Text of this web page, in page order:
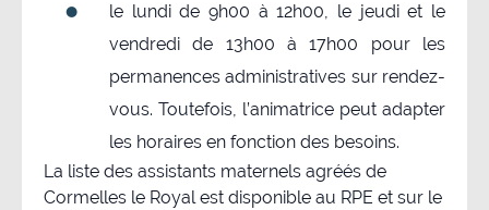
le lundi de 9h00 à 12h00, le jeudi et le
vendredi de 13h00 à 17h00 pour les
permanences administratives sur rendez-
vous. Toutefois, l’animatrice peut adapter
les horaires en fonction des besoins.
La liste des assistants maternels agréés de
Cormelles le Royal est disponible au RPE et sur le